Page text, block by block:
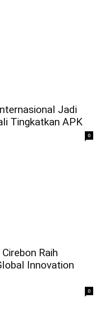
Jadi
Tingkatkan APK
0
Raih
Innovation
0